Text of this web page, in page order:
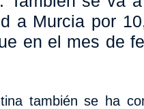
a Murcia por
en el mes de
también se ha